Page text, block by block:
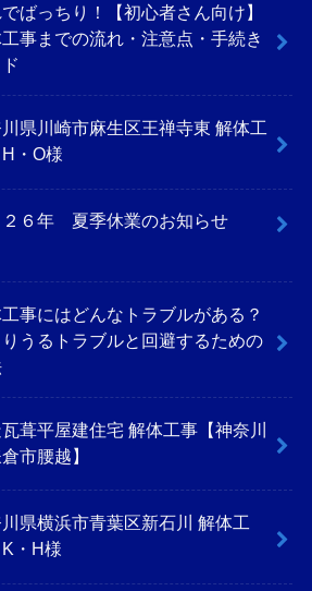
ばっちり！【初心者さん向け】
事までの流れ・注意点・手続き
県川崎市麻生区王禅寺東 解体工
・O様
２６年 夏季休業のお知らせ
事にはどんなトラブルがある？
うるトラブルと回避するための
葺平屋建住宅 解体工事【神奈川
市腰越】
県横浜市青葉区新石川 解体工
・H様